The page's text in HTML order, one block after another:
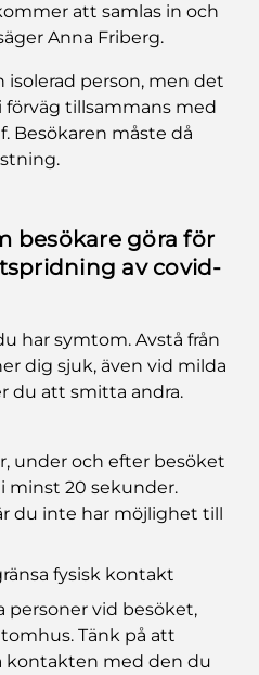
att samlas in och
Anna Friberg.
isolerad person, men det
förväg tillsammans med
Besökaren måste då
besökare göra för
av covid-
har symtom. Avstå från
dig sjuk, även vid milda
du att smitta andra.
under och efter besöket
minst 20 sekunder.
du inte har möjlighet till
fysisk kontakt
personer vid besöket,
Tänk på att
kontakten med den du